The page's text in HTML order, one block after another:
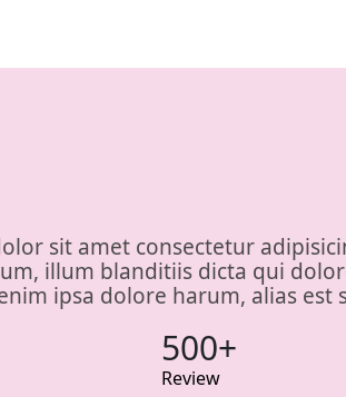
sit amet consectetur
illum blanditiis dicta qui
ipsa dolore harum, alias est
500+
Review